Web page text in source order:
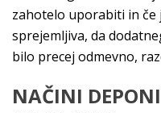
zahotelo uporabiti in če
sprejemljiva, da
bilo precej odmevno,
NAČINI